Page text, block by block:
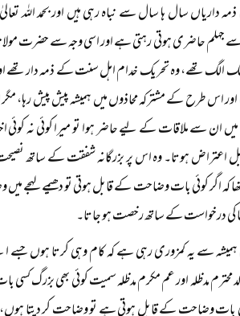
داریاں سال ہا سال سے نباہ رہی ہیں اور بحمد
حاضری ہوتی رہتی ہے اور اسی وجہ سے حضرت مولانا
الگ تھے، وہ تحریک خدام اہل سنت کے ذمہ دار تھے
اس طرح کے مشترکہ محاذوں میں ہمیشہ پیش پیش رہا،
میں ان سے ملاقات کے لیے حاضر ہوا تو میرا کوئی نہ
اعتراض ہوتا۔ وہ اس پر بزرگانہ شفقت کے ساتھ
کہ اگر کوئی بات وضاحت کے قابل ہوتی تو دھیمے لہجے
کی درخواست کے ساتھ رخصت ہو جاتا۔
سے یہ کمزوری رہی ہے کہ کام وہی کرتا ہوں جسے
مدظلہ اور عم مکرم مدظلہ سمیت کوئی بھی بزرگ کسی